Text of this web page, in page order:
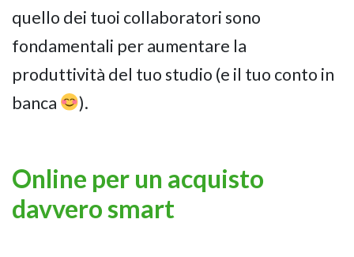
quello dei tuoi collaboratori sono
fondamentali per aumentare la
produttività del tuo studio (e il tuo conto in
banca
).
Online per un acquisto
davvero smart